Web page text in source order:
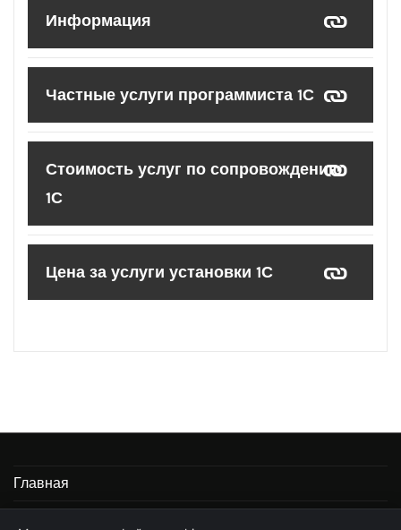
Информация
Частные услуги программиста 1С
Стоимость услуг по сопровождению
1С
Цена за услуги установки 1С
Главная